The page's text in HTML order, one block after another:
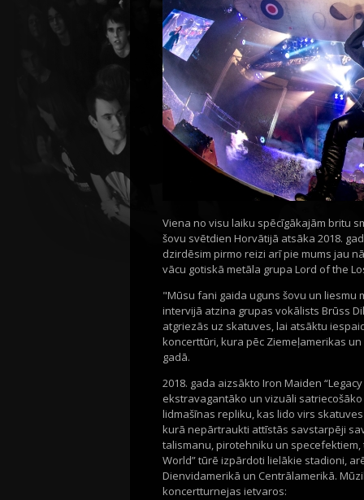
Viena no visu laiku spēcīgākajām britu
šovu svētdien Horvātijā atsāka 2018.
dzirdēsim pirmo reizi arī pie mums jau
vācu gotiskā metāla grupa Lord of the
"Mūsu fani gaida uguns šovu un liesmu
intervijā atzina grupas vokālists Brūss
atgriezās uz skatuves, lai atsāktu
koncerttūri, kura pēc Ziemeļamerikas
gadā.
2018. gada aizsākto Iron Maiden
ekstravagantāko un vizuāli
lidmašīnas repliku, kas lido virs
kurā nepārtraukti attīstās savstarpēji
talismanu, pirotehniku ​​un specefektiem,
World” tūrē izpārdoti lielākie stadioni,
Dienvidamerikā un Centrālamerikā.
koncertturnejas ietvaros: